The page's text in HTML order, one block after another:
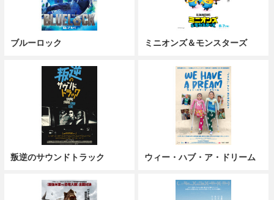
ブルーロック ミニオンズ＆モンスターズ
叛逆のサウンドトラック ウィー・ハブ・ア・ドリーム